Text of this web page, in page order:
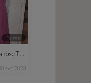
femme
Robe soie fuschia rose T 38
avr. 2023